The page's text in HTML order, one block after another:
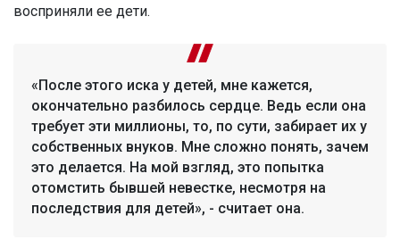
восприняли ее дети.
«После этого иска у детей, мне кажется,
окончательно разбилось сердце. Ведь если она
требует эти миллионы, то, по сути, забирает их у
собственных внуков. Мне сложно понять, зачем
это делается. На мой взгляд, это попытка
отомстить бывшей невестке, несмотря на
последствия для детей», - считает она.